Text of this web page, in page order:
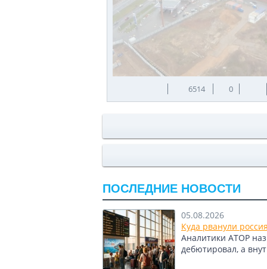
6514 0
ПОСЛЕДНИЕ НОВОСТИ
05.08.2026
Куда рванули
Аналитики АТОР
дебютировал, а